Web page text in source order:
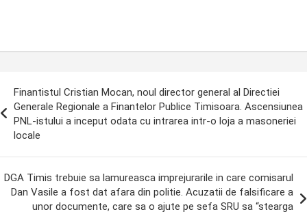
Finantistul Cristian Mocan, noul director general al Directiei
Generale Regionale a Finantelor Publice Timisoara. Ascensiunea
PNL-istului a inceput odata cu intrarea intr-o loja a masoneriei
locale
DGA Timis trebuie sa lamureasca imprejurarile in care comisarul
Dan Vasile a fost dat afara din politie. Acuzatii de falsificare a
unor documente, care sa o ajute pe sefa SRU sa “stearga